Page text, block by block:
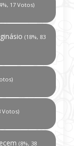
17 Votos)
(18%, 83
Votos)
(8%, 38